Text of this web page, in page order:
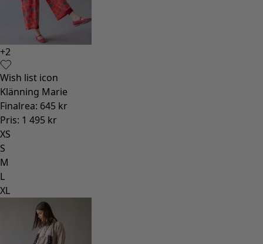
+2
Wish list icon
Klänning Marie
Finalrea: 645 kr
Pris: 1 495 kr
XS
S
M
L
XL